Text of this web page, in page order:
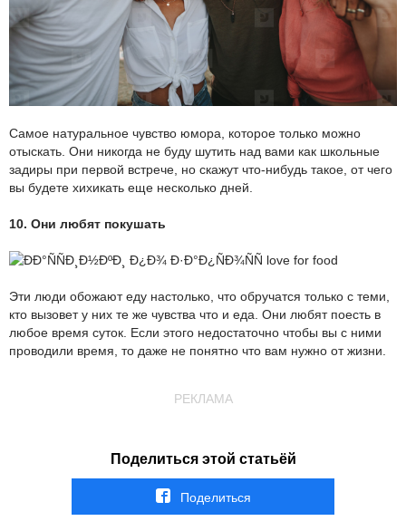
Самое натуральное чувство юмора, которое только можно
отыскать. Они никогда не буду шутить над вами как школьные
задиры при первой встрече, но скажут что-нибудь такое, от чего
вы будете хихикать еще несколько дней.
10. Они любят покушать
Эти люди обожают еду настолько, что обручатся только с теми,
кто вызовет у них те же чувства что и еда. Они любят поесть в
любое время суток. Если этого недостаточно чтобы вы с ними
проводили время, то даже не понятно что вам нужно от жизни.
РЕКЛАМА
Поделиться этой статьёй
Поделиться